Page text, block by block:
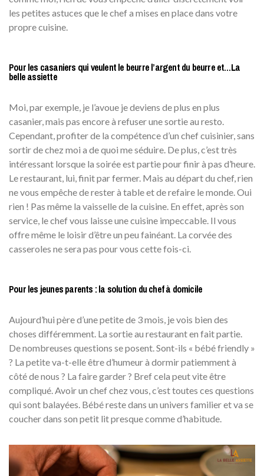
les petites astuces que le chef a mises en place dans votre
propre cuisine.
Pour les casaniers qui veulent le beurre l’argent du beurre et…La
belle assiette
Moi, par exemple, je l’avoue je deviens de plus en plus
casanier, mais pas encore à refuser une sortie au resto.
Cependant, profiter de la compétence d’un chef cuisinier, sans
sortir de chez moi a de quoi me séduire. De plus, c’est très
intéressant lorsque la soirée est partie pour finir à pas d’heure.
Le restaurant, lui, finit par fermer. Mais au départ du chef, rien
ne vous empêche de rester à table et de refaire le monde. Oui
rien ! Pas même la vaisselle de la cuisine. En effet, après son
service, le chef vous laisse une cuisine impeccable. Il vous
offre même le loisir d’être un peu fainéant. La corvée des
casseroles ne sera pas pour vous cette fois-ci.
Pour les jeunes parents : la solution du chef à domicile
Aujourd’hui père d’une petite de 3 mois, je vois bien des
choses différemment. La sortie au restaurant en fait partie.
De nombreuses questions se posent. Sont-ils « bébé friendly »
? La petite va-t-elle être d’humeur à dormir patiemment à
côté de nous ? La faire garder ? Bref cela peut vite être
compliqué. Avoir un chef chez vous, c’est toutes ces questions
qui sont balayées. Bébé reste dans un univers familier et va se
coucher dans son petit lit presque comme d’habitude.